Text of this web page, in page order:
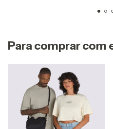
Para comprar com